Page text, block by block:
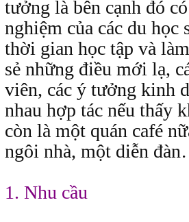
tưởng là bên cạnh đó
nghiệm của các du học
thời gian học tập và
sẻ những điều mới lạ,
viên, các ý tưởng kinh
nhau hợp tác nếu thấy
còn là một quán café
ngôi nhà, một diễn
1. Nhu cầu